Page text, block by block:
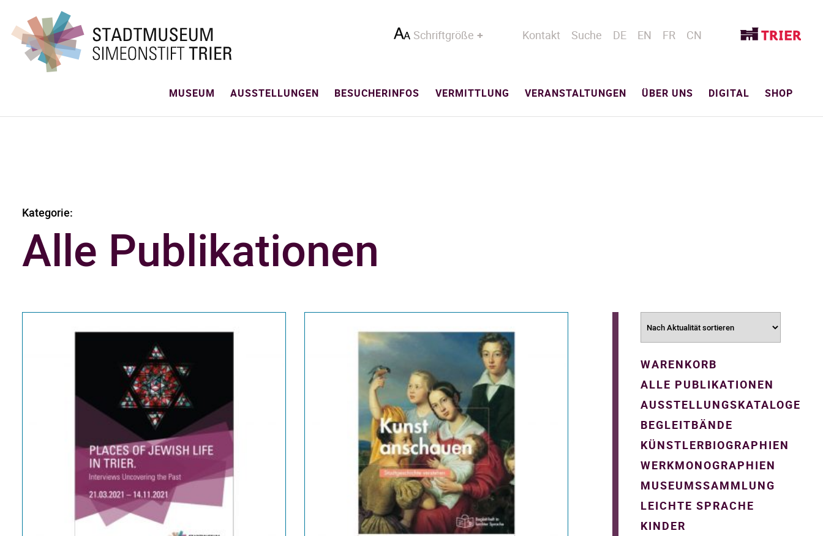
Schriftgröße Kontakt Suche DE EN FR CN
MUSEUM AUSSTELLUNGEN BESUCHERINFOS VERMITTLUNG VERANSTALTUNGEN ÜBER UNS DIGITAL SHOP
Kategorie:
Alle Publikationen
WARENKORB
ALLE PUBLIKATIONEN
AUSSTELLUNGSKATALOGE
BEGLEITBÄNDE
KÜNSTLERBIOGRAPHIEN
WERKMONOGRAPHIEN
MUSEUMSSAMMLUNG
LEICHTE SPRACHE
KINDER